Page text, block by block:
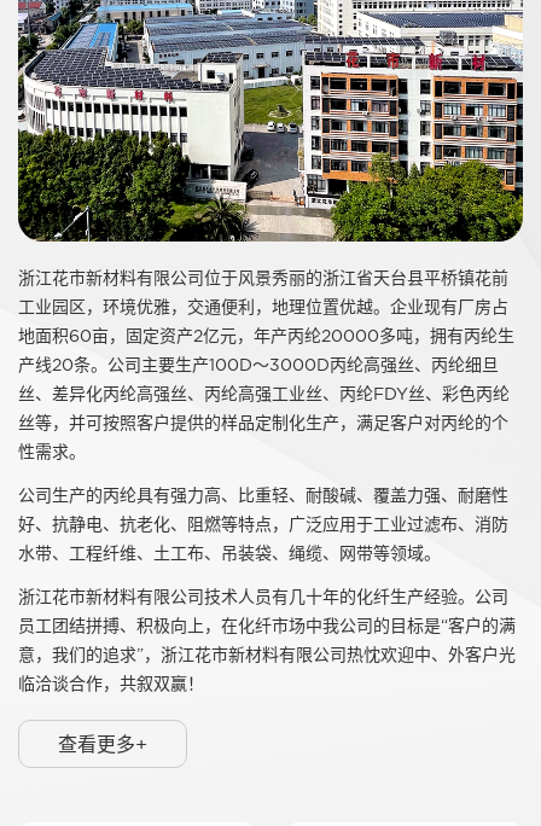
浙江花市新材料有限公司位于风景秀丽的浙江省天台县平桥镇花前
工业园区，环境优雅，交通便利，地理位置优越。企业现有厂房占
地面积60亩，固定资产2亿元，年产丙纶20000多吨，拥有丙纶生
产线20条。公司主要生产100D～3000D丙纶高强丝、丙纶细旦
丝、差异化丙纶高强丝、丙纶高强工业丝、丙纶FDY丝、彩色丙纶
丝等，并可按照客户提供的样品定制化生产，满足客户对丙纶的个
性需求。
公司生产的丙纶具有强力高、比重轻、耐酸碱、覆盖力强、耐磨性
好、抗静电、抗老化、阻燃等特点，广泛应用于工业过滤布、消防
水带、工程纤维、土工布、吊装袋、绳缆、网带等领域。
浙江花市新材料有限公司技术人员有几十年的化纤生产经验。公司
员工团结拼搏、积极向上，在化纤市场中我公司的目标是“客户的满
意，我们的追求”，浙江花市新材料有限公司热忱欢迎中、外客户光
临洽谈合作，共叙双赢！
查看更多+